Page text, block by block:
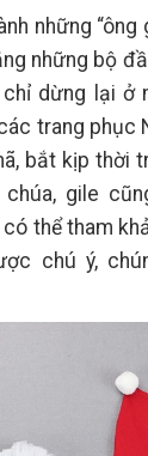
những “ông
những bộ
dừng lại ở
trang phục
bắt kịp thời
gile
thể tham
chú ý,